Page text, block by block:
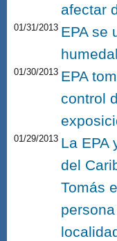
afectar
01/31/2013 EPA se
01/30/2013 EPA
control
01/29/2013 La EPA
del
Tomás